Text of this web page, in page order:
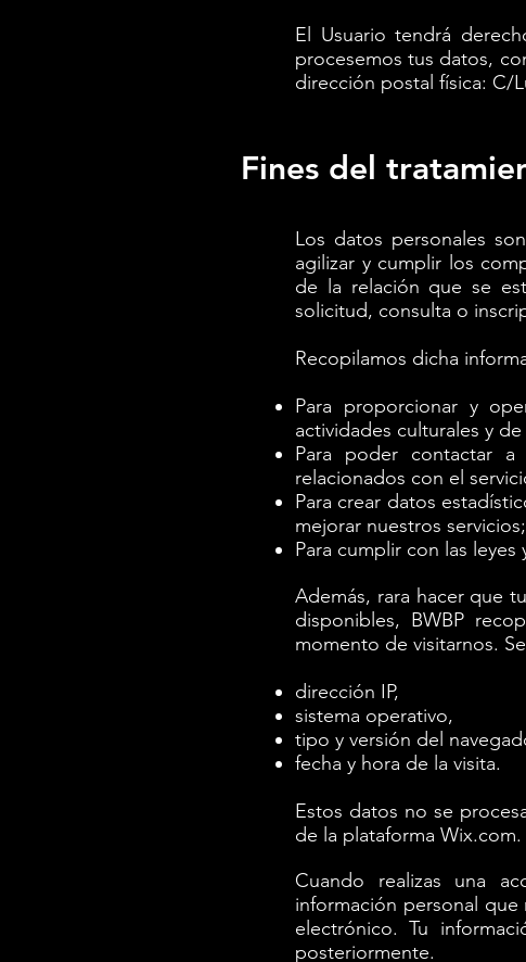
El Usuario tendrá
procesemos tus datos,
dirección postal física: C/
Fines del
Los datos personales
agilizar y cumplir los
de la relación que se
solicitud, consulta o
Recopilamos dicha
Para proporcionar y
actividades culturales y
Para poder contactar a
relacionados con el
Para crear datos
mejorar nuestros servicios;
Para cumplir con las
Además, rara hacer que
disponibles, BWBP
momento de visitarnos.
dirección IP,
sistema operativo,
tipo y versión del
fecha y hora de la visita.
Estos datos no se
de la plataforma Wix.com.
Cuando realizas una
información personal
electrónico. Tu
posteriormente.